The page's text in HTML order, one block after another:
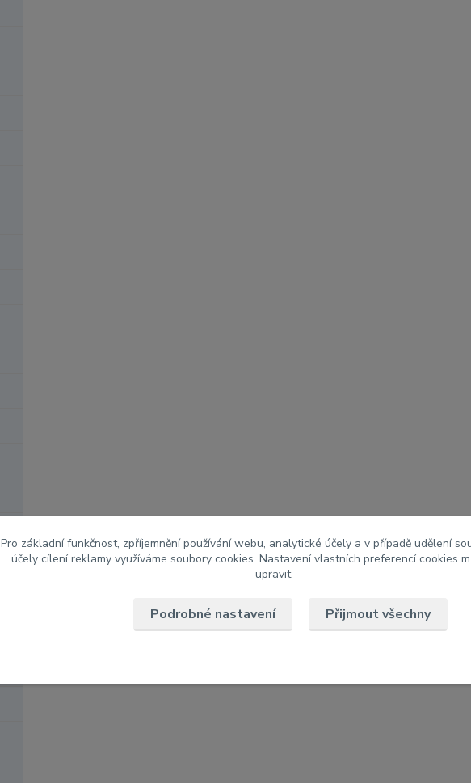
Pro základní funkčnost, zpříjemnění používání webu, analytické účely a v případě udělení
účely cílení reklamy využíváme soubory cookies. Nastavení vlastních preferencí cookies
upravit.
Podrobné nastavení Přijmout všechny